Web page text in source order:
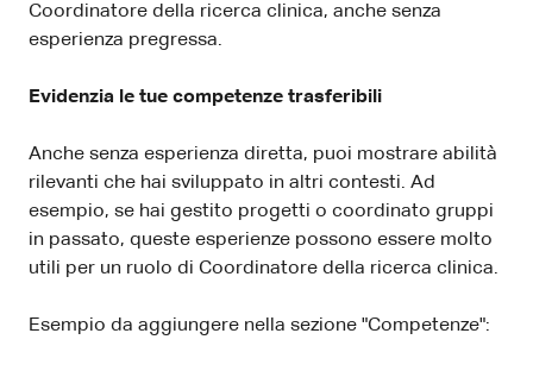
Coordinatore della ricerca clinica, anche senza
esperienza pregressa.
Evidenzia le tue competenze trasferibili
Anche senza esperienza diretta, puoi mostrare abilità
rilevanti che hai sviluppato in altri contesti. Ad
esempio, se hai gestito progetti o coordinato gruppi
in passato, queste esperienze possono essere molto
utili per un ruolo di Coordinatore della ricerca clinica.
Esempio da aggiungere nella sezione "Competenze":